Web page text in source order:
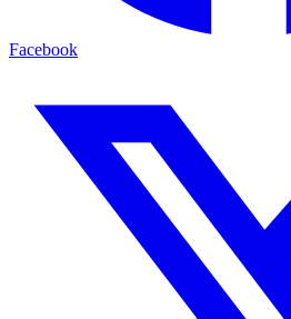
Facebook